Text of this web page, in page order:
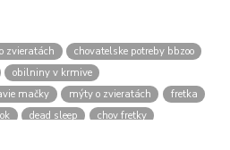
zvieratách
chovatelske potreby bbzoo
obilniny v krmive
mačky mýty o zvieratách
fretka
dead sleep
chov fretky